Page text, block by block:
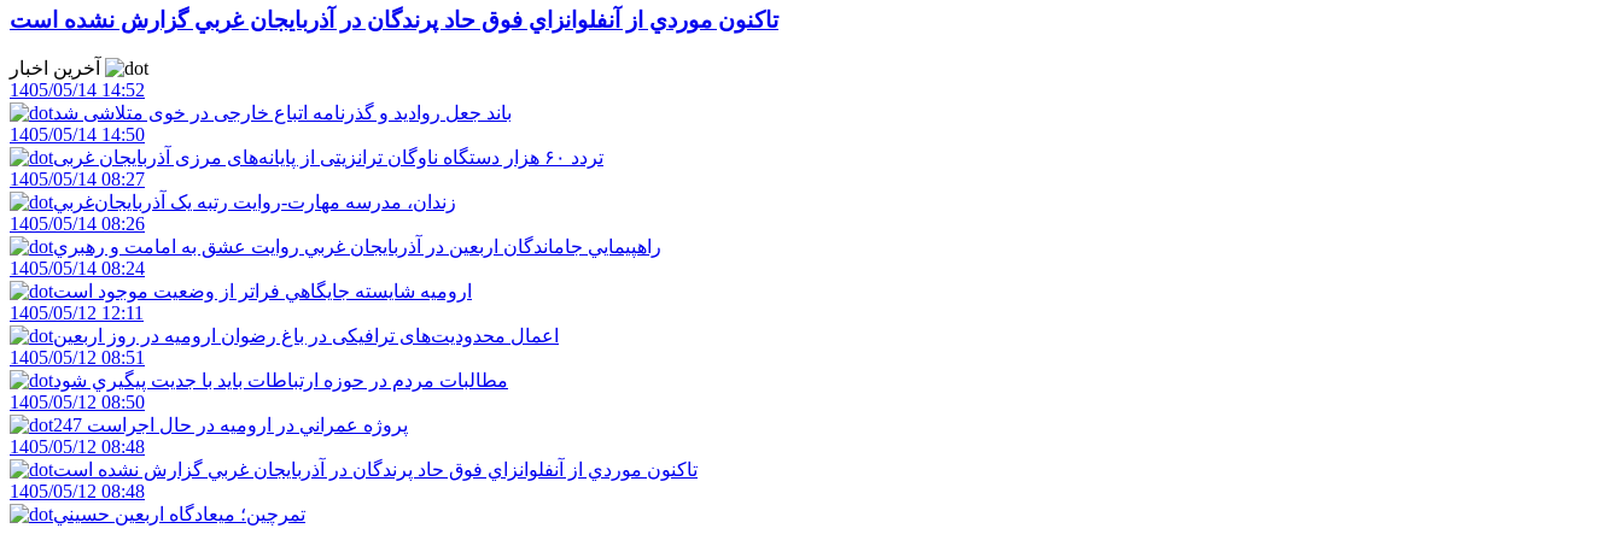
تاکنون موردي از آنفلوانزاي فوق حاد پرندگان در آذربايجان غربي گزارش نشده است
1405/05/14 14:52
باند جعل روادید و گذرنامه اتباع خارجی در خوی متلاشی شد
1405/05/14 14:50
تردد ۶۰ هزار دستگاه ناوگان ترانزیتی از پایانه‌های مرزی آذربایجان ‌غربی
1405/05/14 08:27
زندان، مدرسه مهارت-روايت رتبه يک آذربايجان‌غربي
1405/05/14 08:26
راهپيمايي جاماندگان اربعين در آذربايجان غربي روايت عشق به امامت و رهبري
1405/05/14 08:24
اروميه شايسته جايگاهي فراتر از وضعيت موجود است
1405/05/12 12:11
اعمال محدودیت‌های ترافیکی در باغ رضوان ارومیه در روز اربعین
1405/05/12 08:51
مطالبات مردم در حوزه ارتباطات بايد با جديت پيگيري شود
1405/05/12 08:50
247 پروژه عمراني در اروميه در حال اجراست
1405/05/12 08:48
تاکنون موردي از آنفلوانزاي فوق حاد پرندگان در آذربايجان غربي گزارش نشده است
1405/05/12 08:48
تمرچين؛ ميعادگاه اربعين حسيني